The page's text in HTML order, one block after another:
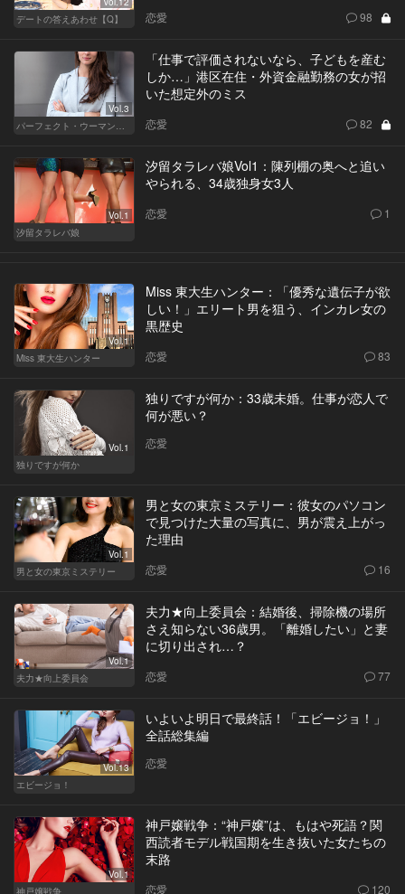
デートの答えあわせ【Q】
恋愛 98
Vol.3
パーフェクト・ウーマン～都心5区の女たち～
「仕事で評価されないなら、子どもを産む
しか…」港区在住・外資金融勤務の女が招
いた想定外のミス
恋愛 82
Vol.1
汐留タラレバ娘
汐留タラレバ娘Vol1：陳列棚の奥へと追い
やられる、34歳独身女3人
恋愛 1
Vol.1
Miss 東大生ハンター
Miss 東大生ハンター：「優秀な遺伝子が欲
しい！」エリート男を狙う、インカレ女の
黒歴史
恋愛 83
Vol.1
独りですが何か
独りですが何か：33歳未婚。仕事が恋人で
何が悪い？
恋愛
Vol.1
男と女の東京ミステリー
男と女の東京ミステリー：彼女のパソコン
で見つけた大量の写真に、男が震え上がっ
た理由
恋愛 16
Vol.1
夫力★向上委員会
夫力★向上委員会：結婚後、掃除機の場所
さえ知らない36歳男。「離婚したい」と妻
に切り出され…？
恋愛 77
Vol.13
エビージョ！
いよいよ明日で最終話！「エビージョ！」
全話総集編
恋愛
Vol.1
神戸嬢戦争
神戸嬢戦争：“神戸嬢”は、もはや死語？関
西読者モデル戦国期を生き抜いた女たちの
末路
恋愛 120